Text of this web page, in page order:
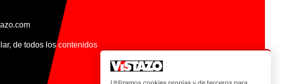
de todos los contenidos